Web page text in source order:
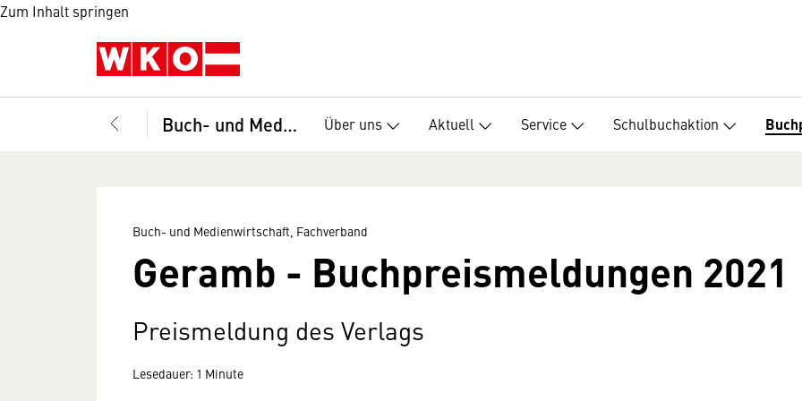
Zum Inhalt springen
Buch- und Medienwirtschaft, Fachverband Über uns Aktuell Service Schulbuchaktion
Buch- und Medienwirtschaft, Fachverband
Geramb - Buchpreismeldungen 2021
Preismeldung des Verlags
Lesedauer: 1 Minute